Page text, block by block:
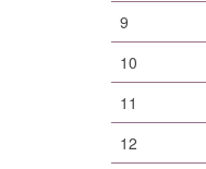
9
10
11
12